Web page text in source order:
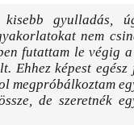
gyulladás,
nem
futattam le végig
Ehhez képest
megpróbálkoztam
de szeretnék